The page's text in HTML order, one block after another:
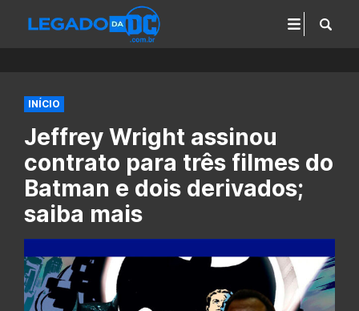
INÍCIO
Jeffrey Wright assinou
contrato para três filmes do
Batman e dois derivados;
saiba mais